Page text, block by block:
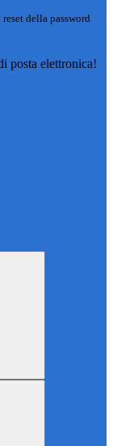
della password
posta elettronica!